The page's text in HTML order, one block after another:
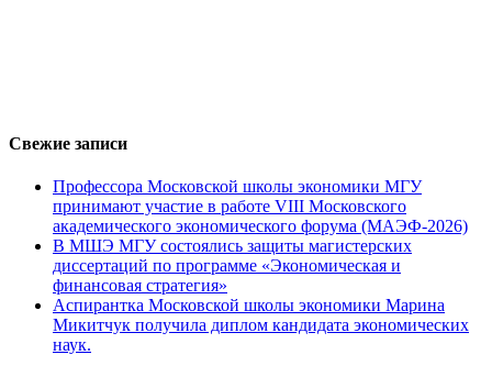
Свежие записи
Профессора Московской школы экономики МГУ
принимают участие в работе VIII Московского
академического экономического форума (МАЭФ-2026)
В МШЭ МГУ состоялись защиты магистерских
диссертаций по программе «Экономическая и
финансовая стратегия»
Аспирантка Московской школы экономики Марина
Микитчук получила диплом кандидата экономических
наук.